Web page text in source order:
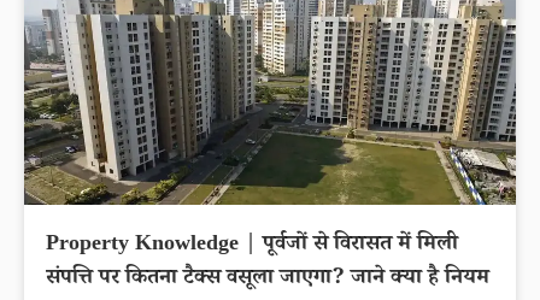
Property Knowledge | पूर्वजों से विरासत में मिली
संपत्ति पर कितना टैक्स वसूला जाएगा? जाने क्या है नियम